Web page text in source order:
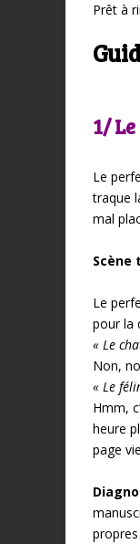
Prêt à
1/
Le
traque
mal
Scène
Le
pour la
« Le
Non,
« Le
Hmm,
heure
page